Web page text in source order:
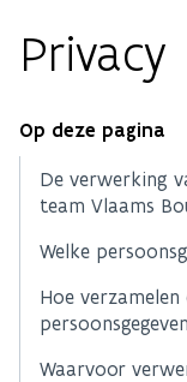
Privacy
Op deze pagina
De verwerking
team Vlaams
Welke
Hoe
Waarvoor